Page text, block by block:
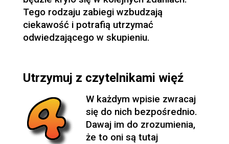
Tego rodzaju zabiegi wzbudzają
ciekawość i potrafią utrzymać
odwiedzającego w skupieniu.
Utrzymuj z czytelnikami więź
W każdym wpisie zwracaj
się do nich bezpośrednio.
Dawaj im do zrozumienia,
że to oni są tutaj